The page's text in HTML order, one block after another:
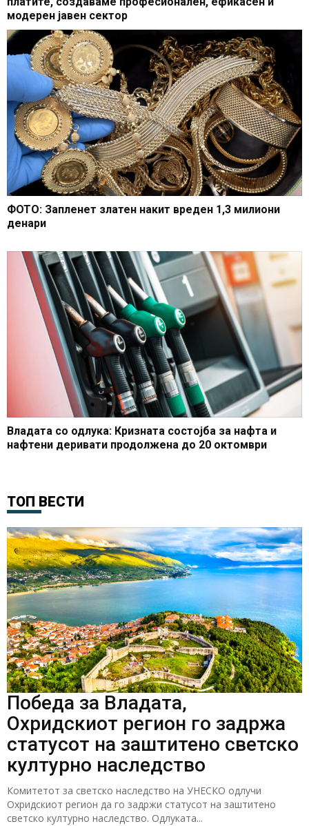
модерен јавен сектор
ФОТО: Запленет златен накит вреден 1,3 милиони
денари
Владата со одлука: Кризната состојба за нафта и
нафтени деривати продолжена до 20 октомври
ТОП ВЕСТИ
Победа за Владата,
Охридскиот регион го задржа
статусот на заштитено светско
културно наследство
Комитетот за светско наследство на УНЕСКО одлучи
Охридскиот регион да го задржи статусот на заштитено
светско културно наследство. Одлуката...